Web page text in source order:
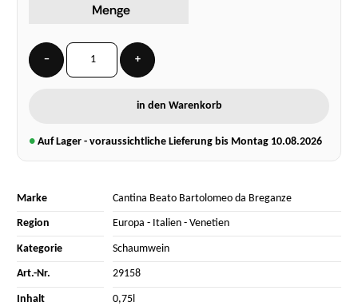
Menge
− +
in den Warenkorb
● Auf Lager - voraussichtliche Lieferung bis Montag 10.08.2026
Marke Cantina Beato Bartolomeo da Breganze
Region Europa - Italien- Venetien
Kategorie Schaumwein
Art.-Nr. 29158
Inhalt 0,75l